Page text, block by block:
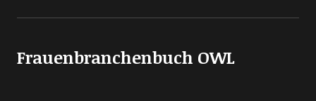
Frauenbranchenbuch OWL